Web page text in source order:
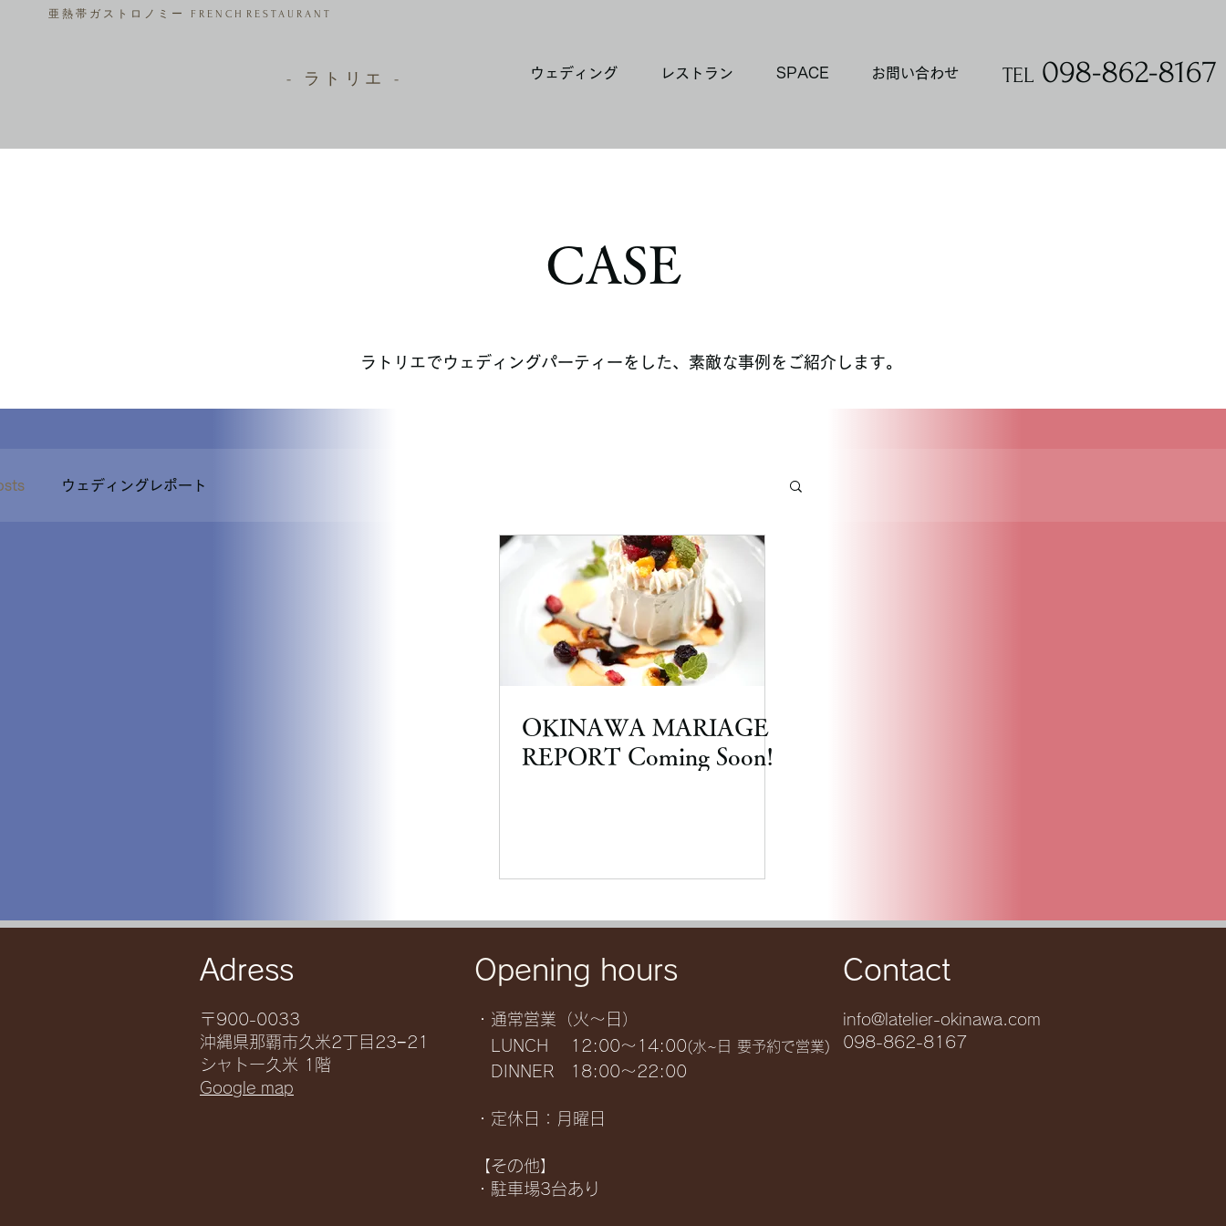
亜熱帯ガストロノミー FRENCH RESTAURANT
- ラトリエ - ウェディング レストラン SPACE お問い合わせ TEL 098-862-8167
​CASE
ラトリエで ウェディングパーティーをした、素敵な事例をご紹介します。
ウェディングレポート
​OKINAWA MARIAGE
REPORT Coming Soon!
​Adress
〒900-0033
沖縄県那覇市久米2丁目23−21
シャトー久米 1階
Google map
Opening hours
・通常営業（火～日）
LUNCH 12:00～14:00(水~日 要予約で営業)
DINNER 18:00～22:00
・定休日：月曜日
【その他】
・駐車場3台あり
Contact
info@latelier-okinawa.com
098-862-8167